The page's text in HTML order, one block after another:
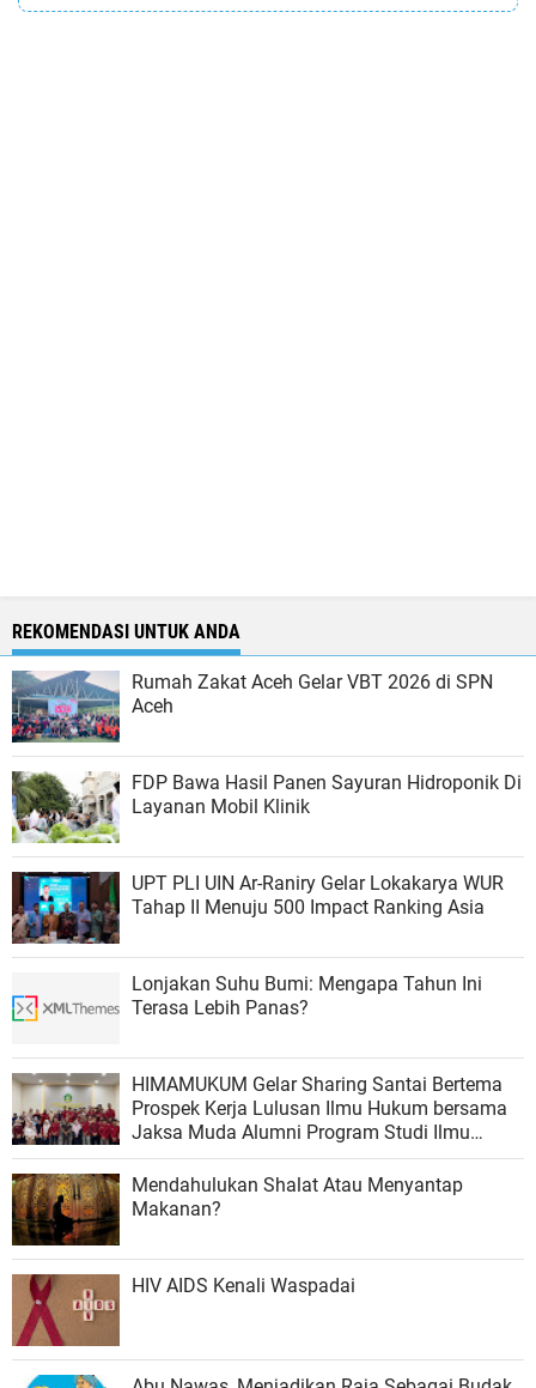
REKOMENDASI UNTUK ANDA
Rumah Zakat Aceh Gelar VBT 2026 di SPN
Aceh
FDP Bawa Hasil Panen Sayuran Hidroponik Di
Layanan Mobil Klinik
UPT PLI UIN Ar-Raniry Gelar Lokakarya WUR
Tahap II Menuju 500 Impact Ranking Asia
Lonjakan Suhu Bumi: Mengapa Tahun Ini
Terasa Lebih Panas?
HIMAMUKUM Gelar Sharing Santai Bertema
Prospek Kerja Lulusan Ilmu Hukum bersama
Jaksa Muda Alumni Program Studi Ilmu
Hukum FSH UIN Ar-Raniry
Mendahulukan Shalat Atau Menyantap
Makanan?
HIV AIDS Kenali Waspadai